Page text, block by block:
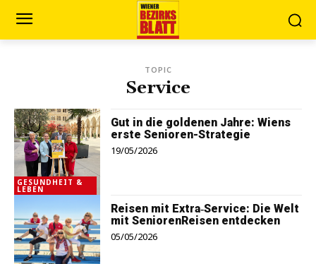
TOPIC
Service
GESUNDHEIT &
LEBEN
Gut in die goldenen Jahre: Wiens
erste Senioren-Strategie
19/05/2026
Reisen mit Extra‑Service: Die Welt
mit SeniorenReisen entdecken
05/05/2026